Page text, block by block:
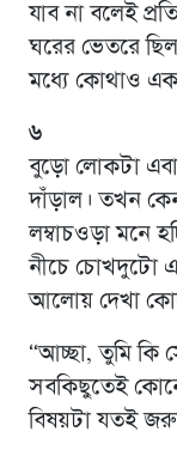
যাব না বলেই
ঘরের ভেতরে
মধ্যে কোথাও
৬
বুড়ো লোকটা
দাঁড়াল। তখন
লম্বাচওড়া মনে
নীচে চোখদুটো
আলোয় দেখা
“আচ্ছা, তুমি কি
সবকিছুতেই
বিষয়টা যতই